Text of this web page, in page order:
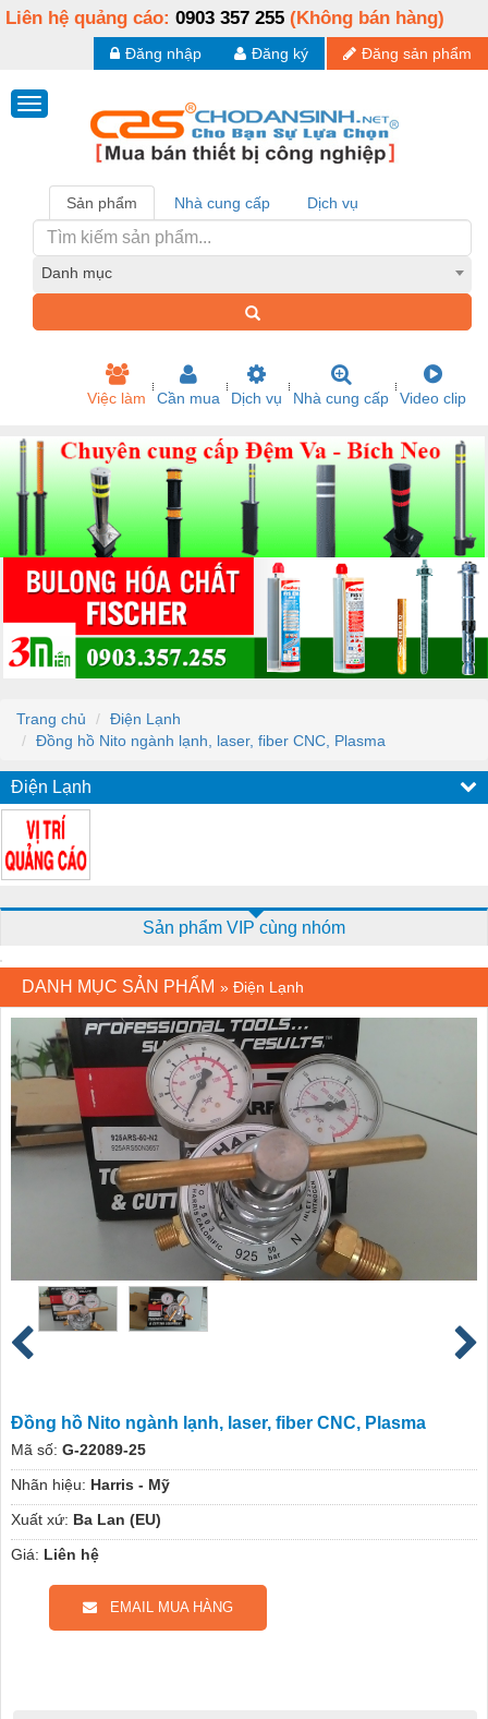
Liên hệ quảng cáo: 0903 357 255 (Không bán hàng)
Đăng sản phẩm
Đăng ký
Đăng nhập
Sản phẩm Nhà cung cấp Dịch vụ
Danh mục
Việc làm Cần mua Dịch vụ Nhà cung cấp Video clip
Trang chủ
Điện Lạnh
Đồng hồ Nito ngành lạnh, laser, fiber CNC, Plasma
Điện Lạnh
Sản phẩm VIP cùng nhóm
DANH MỤC SẢN PHẨM » Điện Lạnh
Đồng hồ Nito ngành lạnh, laser, fiber CNC, Plasma
Mã số: G-22089-25
Nhãn hiệu: Harris - Mỹ
Xuất xứ: Ba Lan (EU)
Giá: Liên hệ
EMAIL MUA HÀNG